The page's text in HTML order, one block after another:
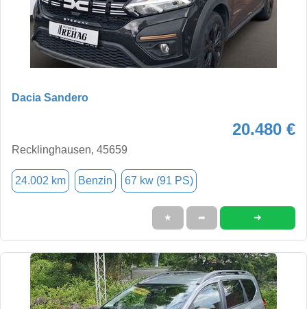
Dacia Sandero
20.480 €
Recklinghausen, 45659
24.002 km Benzin 67 kw (91 PS)
★ ➦ ➜